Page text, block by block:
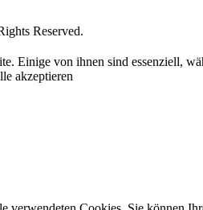
Reserved.
Einige von ihnen sind essenziell,
akzeptieren